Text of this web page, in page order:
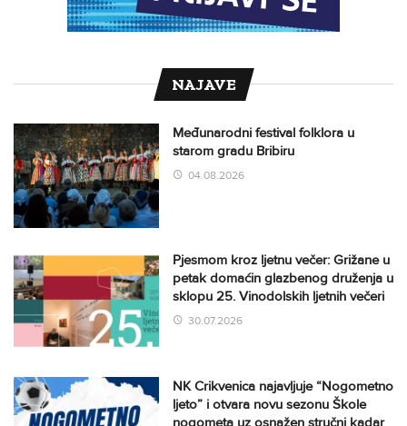
NAJAVE
Međunarodni festival folklora u
starom gradu Bribiru
04.08.2026
Pjesmom kroz ljetnu večer: Grižane u
petak domaćin glazbenog druženja u
sklopu 25. Vinodolskih ljetnih večeri
30.07.2026
NK Crikvenica najavljuje “Nogometno
ljeto” i otvara novu sezonu Škole
nogometa uz osnažen stručni kadar